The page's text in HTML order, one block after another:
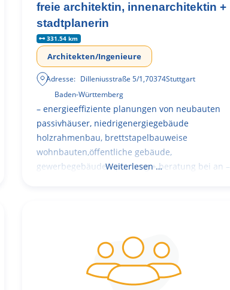
freie architektin, innenarchitektin +
stadtplanerin
331.54 km
Architekten/Ingenieure
Adresse: Dilleniusstraße 5/1,70374Stuttgart
Baden-Württemberg
– energieeffiziente planungen von neubauten
passivhäuser, niedrigenergiegebäude
holzrahmenbau, brettstapelbauweise
wohnbauten,öffentliche gebäude,
gewerbegebäude – planung + beratung bei an –
Weiterlesen …